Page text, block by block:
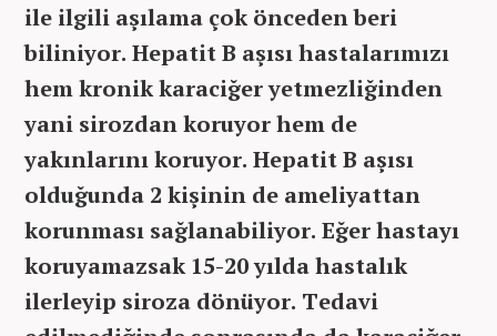
ile ilgili aşılama çok önceden beri
biliniyor. Hepatit B aşısı hastalarımızı
hem kronik karaciğer yetmezliğinden
yani sirozdan koruyor hem de
yakınlarını koruyor. Hepatit B aşısı
olduğunda 2 kişinin de ameliyattan
korunması sağlanabiliyor. Eğer hastayı
koruyamazsak 15-20 yılda hastalık
ilerleyip siroza dönüyor. Tedavi